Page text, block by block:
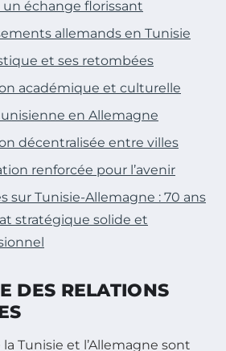
un échange florissant
allemands en Tunisie
et ses retombées
académique et culturelle
en Allemagne
décentralisée entre villes
renforcée pour l’avenir
sur Tunisie-Allemagne : 70 ans
stratégique solide et
DES RELATIONS
Tunisie et l’Allemagne sont